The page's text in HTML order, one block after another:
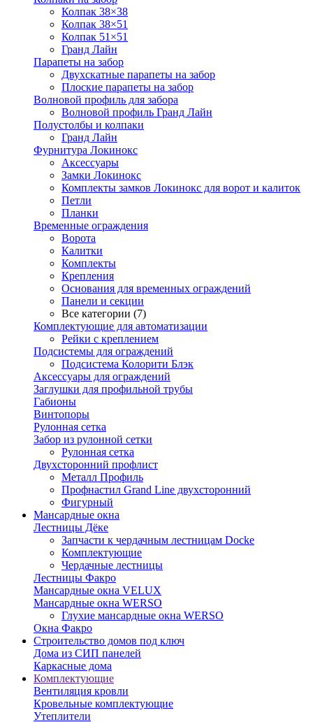
Колпак 38×38
Колпак 38×51
Колпак 51×51
Гранд Лайн
Парапеты на забор
Двухскатные парапеты на забор
Плоские парапеты на забор
Волновой профиль для забора
Волновой профиль Гранд Лайн
Полустолбы и колпаки
Гранд Лайн
Фурнитура Локинокс
Аксессуары
Замки Локинокс
Комплекты замков Локинокс для ворот и калиток
Петли
Планки
Временные ограждения
Ворота
Калитки
Комплекты
Крепления
Основания для временных ограждений
Панели и секции
Все категории (7)
Комплектующие для автоматизации
Рейки с креплением
Подсистемы для ограждений
Подсистема Колорити Блэк
Аксессуары для ограждений
Заглушки для профильной трубы
Габионы
Винтопоры
Рулонная сетка
Забор из рулонной сетки
Рулонная сетка
Двухсторонний профлист
Металл Профиль
Профнастил Grand Line двухсторонний
Фигурный
Мансардные окна
Лестницы Дёке
Запчасти к чердачным лестницам Docke
Комплектующие
Чердачные лестницы
Лестницы Факро
Мансардные окна VELUX
Мансардные окна WERSO
Глухие мансардные окна WERSO
Окна Факро
Строительство домов под ключ
Дома из СИП панелей
Каркасные дома
Комплектующие
Вентиляция кровли
Кровельные комплектующие
Утеплители